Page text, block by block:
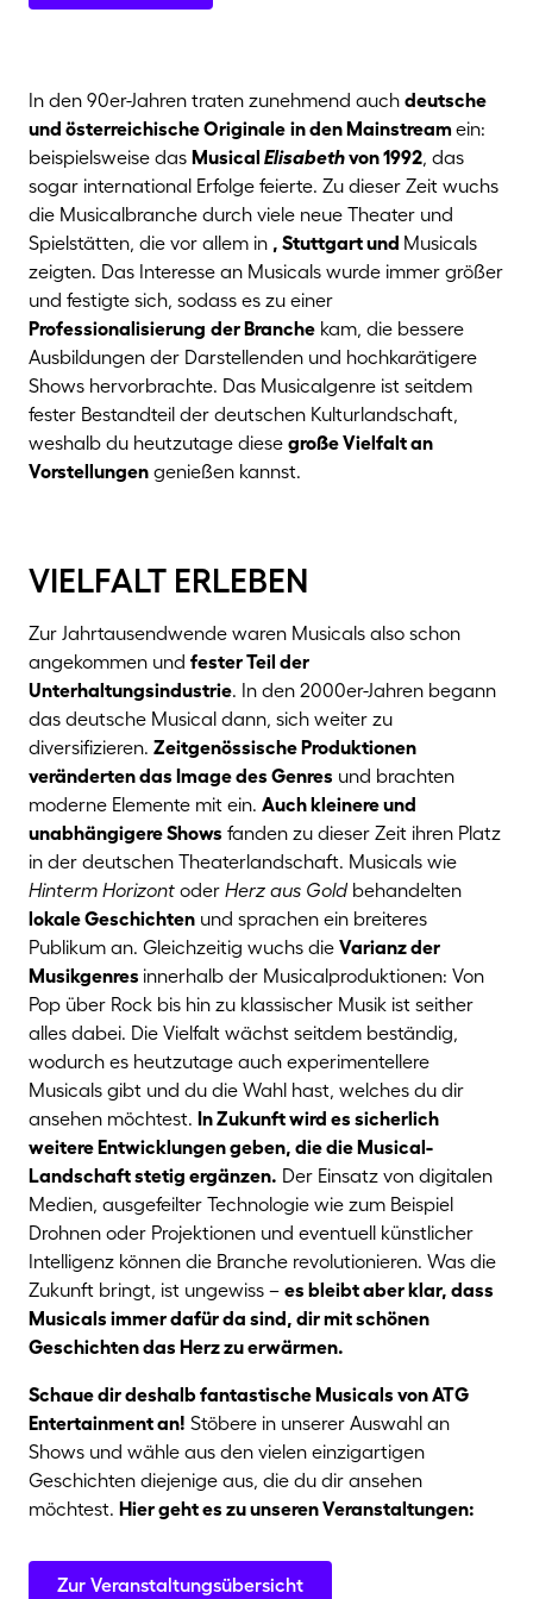
In den 90er-Jahren traten zunehmend auch deutsche
und österreichische Originale in den Mainstream ein:
beispielsweise das Musical Elisabethvon 1992, das
sogar international Erfolge feierte. Zu dieser Zeit wuchs
die Musicalbranche durch viele neue Theater und
Spielstätten, die vor allem in , Stuttgart und Musicals
zeigten. Das Interesse an Musicals wurde immer größer
und festigte sich, sodass es zu einer
Professionalisierung der Branche kam, die bessere
Ausbildungen der Darstellenden und hochkarätigere
Shows hervorbrachte. Das Musicalgenre ist seitdem
fester Bestandteil der deutschen Kulturlandschaft,
weshalb du heutzutage diese große Vielfalt an
Vorstellungen genießen kannst.
vielfalt erleben
Zur Jahrtausendwende waren Musicals also schon
angekommen und fester Teil der
Unterhaltungsindustrie. In den 2000er-Jahren begann
das deutsche Musical dann, sich weiter zu
diversifizieren. Zeitgenössische Produktionen
veränderten das Image des Genres und brachten
moderne Elemente mit ein. Auch kleinere und
unabhängigere Shows fanden zu dieser Zeit ihren Platz
in der deutschen Theaterlandschaft. Musicals wie
Hinterm Horizont oder Herz aus Gold behandelten
lokale Geschichten und sprachen ein breiteres
Publikum an. Gleichzeitig wuchs die Varianz der
Musikgenres innerhalb der Musicalproduktionen: Von
Pop über Rock bis hin zu klassischer Musik ist seither
alles dabei. Die Vielfalt wächst seitdem beständig,
wodurch es heutzutage auch experimentellere
Musicals gibt und du die Wahl hast, welches du dir
ansehen möchtest. In Zukunft wird es sicherlich
weitere Entwicklungen geben, die die Musical-
Landschaft stetig ergänzen. Der Einsatz von digitalen
Medien, ausgefeilter Technologie wie zum Beispiel
Drohnen oder Projektionen und eventuell künstlicher
Intelligenz können die Branche revolutionieren. Was die
Zukunft bringt, ist ungewiss – es bleibt aber klar, dass
Musicals immer dafür da sind, dir mit schönen
Geschichten das Herz zu erwärmen.
Schaue dir deshalb fantastische Musicals von ATG
Entertainment an! Stöbere in unserer Auswahl an
Shows und wähle aus den vielen einzigartigen
Geschichten diejenige aus, die du dir ansehen
möchtest. Hier geht es zu unseren Veranstaltungen:
Zur Veranstaltungsübersicht